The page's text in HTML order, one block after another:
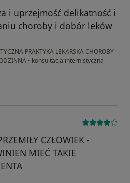
i uprzejmość delikatność i
choroby i dobór leków
PRAKTYKA LEKARSKA CHOROBY
• konsultacja internistyczna
CZŁOWIEK -
MIEĆ TAKIE